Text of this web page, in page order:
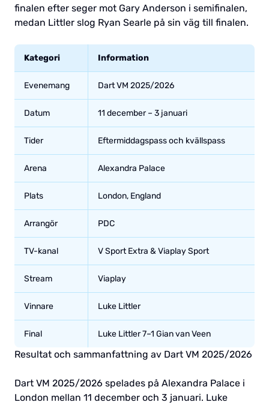
finalen efter seger mot Gary Anderson i semifinalen,
medan Littler slog Ryan Searle på sin väg till finalen.
Kategori Information
Evenemang Dart VM 2025/2026
Datum 11 december – 3 januari
Tider Eftermiddagspass och kvällspass
Arena Alexandra Palace
Plats London, England
Arrangör PDC
TV-kanal V Sport Extra & Viaplay Sport
Stream Viaplay
Vinnare Luke Littler
Final Luke Littler 7–1 Gian van Veen
Resultat och sammanfattning av Dart VM 2025/2026
Dart VM 2025/2026 spelades på Alexandra Palace i
London mellan 11 december och 3 januari. Luke